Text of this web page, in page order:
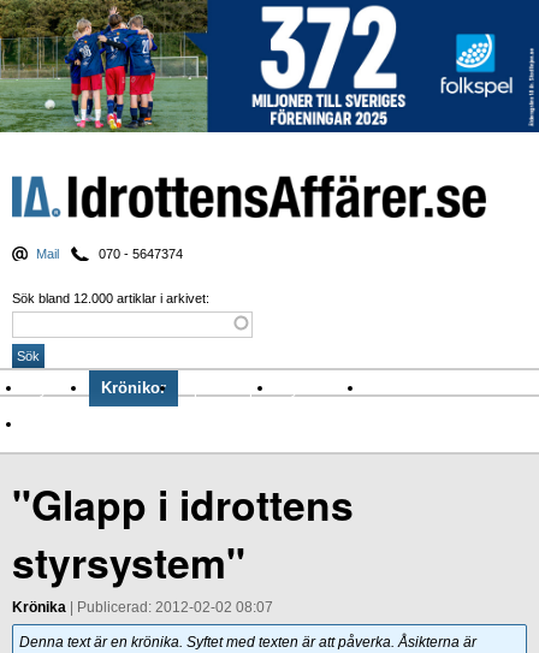
Mail 070 - 5647374
Sök bland 12.000 artiklar i arkivet:
Nyheter Krönikor Sport & spel Nyhetsbrev
"Glapp i idrottens
styrsystem"
Krönika | Publicerad: 2012-02-02 08:07
Denna text är en krönika. Syftet med texten är att påverka. Åsikterna är